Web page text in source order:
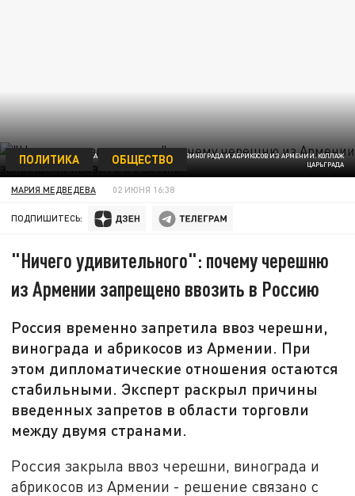
РОССИЯ ВРЕМЕННО ЗАПРЕТИЛА ВВОЗ ЧЕРЕШНИ, ВИНОГРАДА И АБРИКОСОВ ИЗ АРМЕНИИ. КОЛЛАЖ
ЦАРЬГРАДА
ПОЛИТИКА ОБЩЕСТВО
МАРИЯ МЕДВЕДЕВА 02 ИЮНЯ 16:38
ПОДПИШИТЕСЬ:
"Ничего удивительного": почему черешню
из Армении запрещено ввозить в Россию
Россия временно запретила ввоз черешни,
винограда и абрикосов из Армении. При
этом дипломатические отношения остаются
стабильными. Эксперт раскрыл причины
введенных запретов в области торговли
между двумя странами.
Россия закрыла ввоз черешни, винограда и
абрикосов из Армении - решение связано с